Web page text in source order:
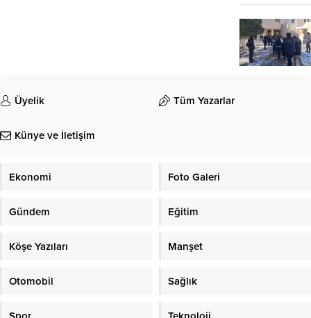
Üyelik Tüm Yazarlar
Künye ve İletişim
Ekonomi Foto Galeri
Gündem Eğitim
Köşe Yazıları Manşet
Otomobil Sağlık